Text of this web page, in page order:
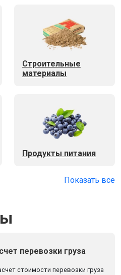
Строительные
материалы
Продукты питания
Показать все
перевозки груза
стоимости перевозки груза